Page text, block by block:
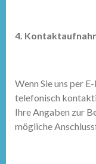
4.
Wenn Sie uns per
telefonisch
Ihre Angaben zur
mögliche